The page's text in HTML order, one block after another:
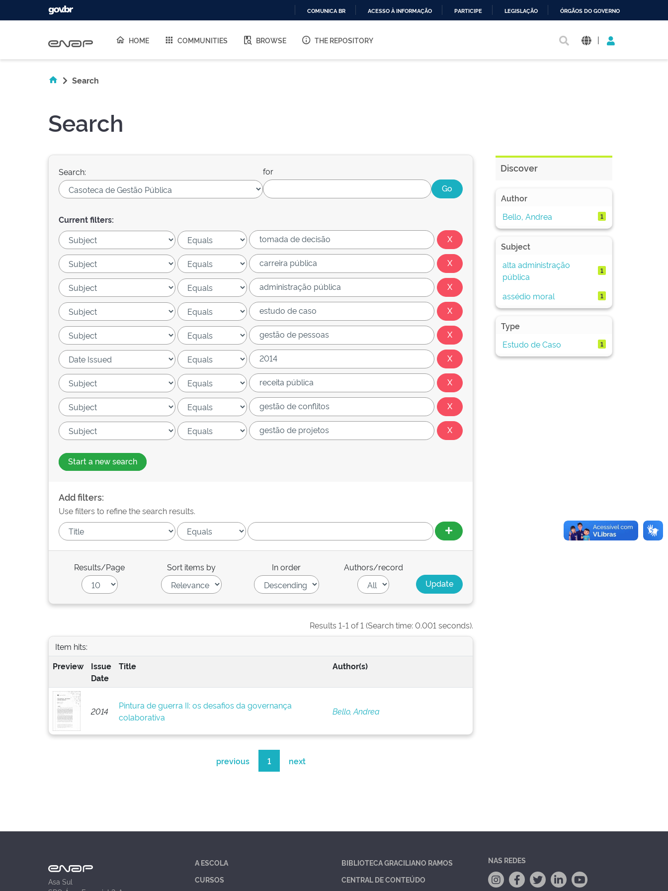
O
COMUNICA BR ACESSO À INFORMAÇÃO PARTICIPE LEGISLAÇÃO ÓRGÃOS DO GOVERNO
HOME COMMUNITIES BROWSE THE REPOSITORY |
Search
Search
Search: for
Current filters:
Start a new search
Add filters:
Use filters to refine the search results.
Results/Page Sort items by In order Authors/record
Results 1-1 of 1 (Search time: 0.001 seconds).
Item hits:
Preview
Issue
Date
Title Author(s)
2014
Pintura de guerra II: os desafios da governança
colaborativa
Bello, Andrea
previous 1 next
Discover
Author
Bello, Andrea
1
Subject
alta administração
pública
1
assédio moral 1
Type
Estudo de Caso
1
Asa Sul
A ESCOLA
CURSOS
BIBLIOTECA GRACILIANO RAMOS
CENTRAL DE CONTEÚDO
NAS REDES